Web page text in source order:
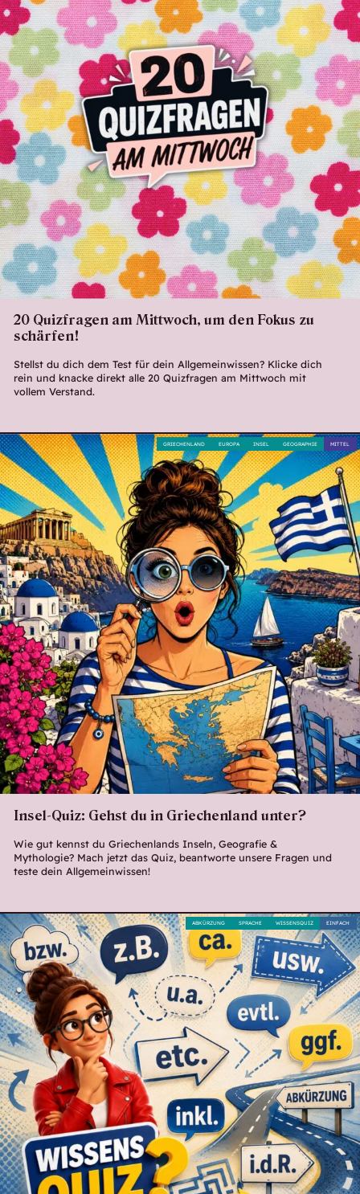
20 Quizfragen am Mittwoch, um den Fokus zu
schärfen!
Stellst du dich dem Test für dein Allgemeinwissen? Klicke dich
rein und knacke direkt alle 20 Quizfragen am Mittwoch mit
vollem Verstand.
Insel-Quiz: Gehst du in Griechenland unter?
Wie gut kennst du Griechenlands Inseln, Geografie &
Mythologie? Mach jetzt das Quiz, beantworte unsere Fragen und
teste dein Allgemeinwissen!
MITTEL
GEOGRAPHIE
INSEL
EUROPA
GRIECHENLAND
EINFACH
WISSENSQUIZ
SPRACHE
ABKÜRZUNG